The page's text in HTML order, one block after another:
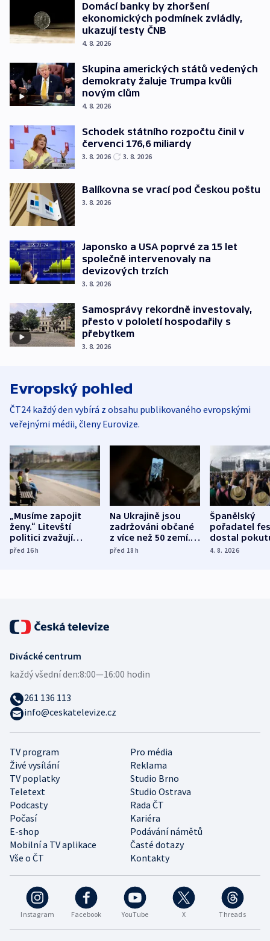
Domácí banky by zhoršení
ekonomických podmínek zvládly,
ukazují testy ČNB
4. 8. 2026
Skupina amerických států vedených
demokraty žaluje Trumpa kvůli
novým clům
4. 8. 2026
Schodek státního rozpočtu činil v
červenci 176,6 miliardy
3. 8. 2026 3. 8. 2026
Balíkovna se vrací pod Českou poštu
3. 8. 2026
Japonsko a USA poprvé za 15 let
společně intervenovaly na
devizových trzích
3. 8. 2026
Samosprávy rekordně investovaly,
přesto v pololetí hospodařily s
přebytkem
3. 8. 2026
Evropský pohled
ČT24 každý den vybírá z obsahu publikovaného evropskými
veřejnými médii, členy Eurovize.
„Musíme zapojit
ženy.“ Litevští
politici zvažují
dohodu o
před 16h
Na Ukrajině jsou
zadržováni občané
z více než 50 zemí.
Bojovali na straně
před 18h
Španělský
pořadatel
dostal
nekalé
4. 8. 2026
Instagram Facebook YouTube X Threads
TV program
Pro média
Živé vysílání
Reklama
TV poplatky
Studio Brno
Teletext
Studio Ostrava
Podcasty
Rada ČT
Počasí
Kariéra
E-shop
Podávání námětů
Mobilní a TV aplikace
Časté dotazy
Vše o ČT
Kontakty
Divácké centrum
každý všední den:8:00—16:00 hodin
261 136 113
info@ceskatelevize.cz